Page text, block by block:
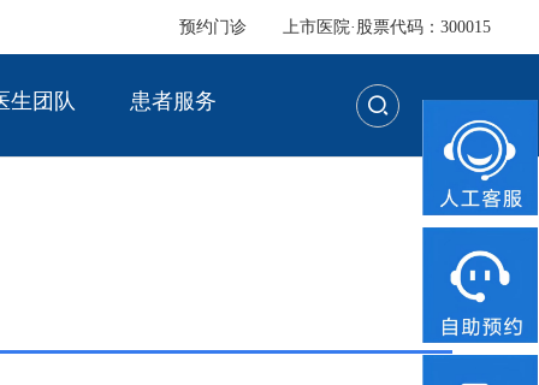
预约门诊 上市医院·股票代码：300015
生团队 患者服务